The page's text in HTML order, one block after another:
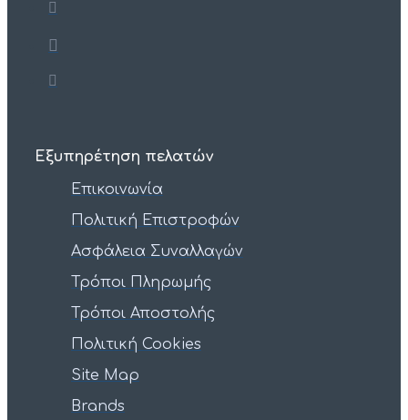
Εξυπηρέτηση πελατών
Επικοινωνία
Πολιτική Επιστροφών
Ασφάλεια Συναλλαγών
Τρόποι Πληρωμής
Τρόποι Αποστολής
Πολιτική Cookies
Site Map
Brands